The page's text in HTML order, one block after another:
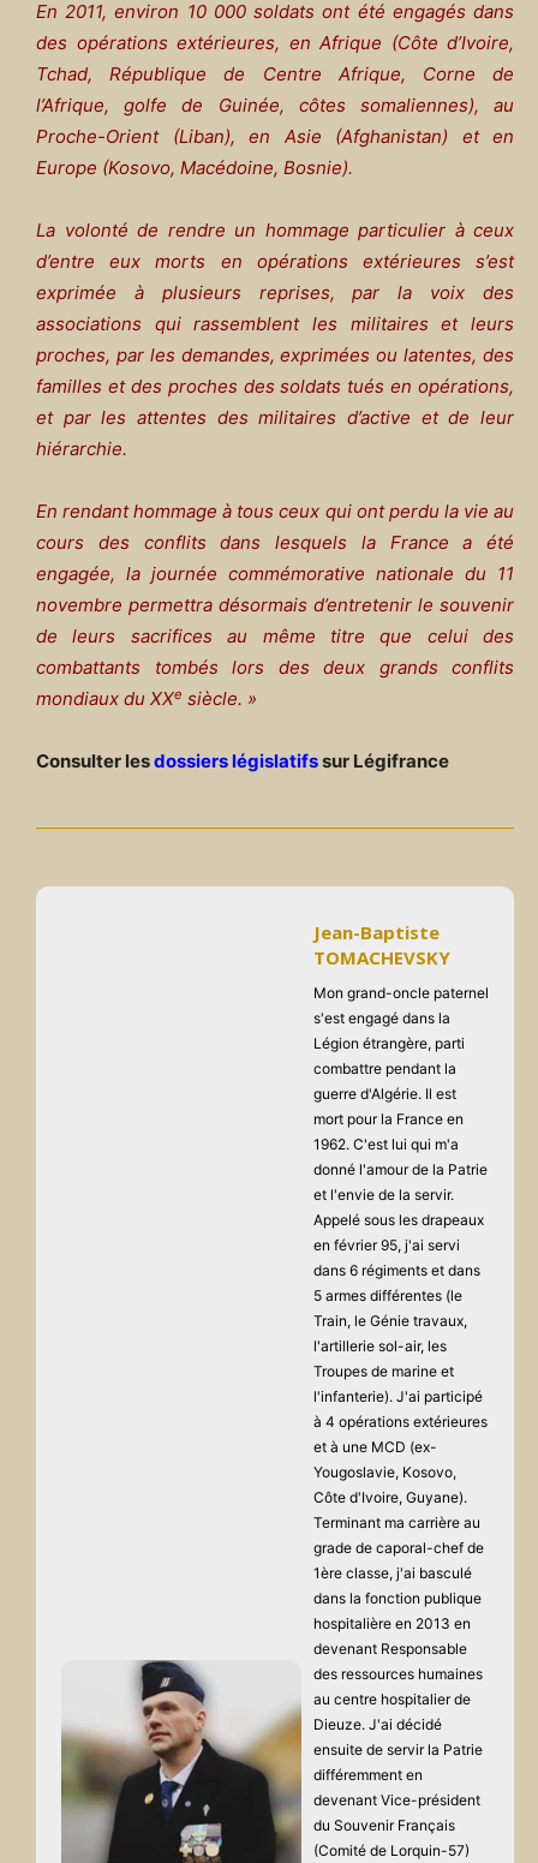
En 2011, environ 10 000 soldats ont été engagés dans
des opérations extérieures, en Afrique (Côte d’Ivoire,
Tchad, République de Centre Afrique, Corne de
l’Afrique, golfe de Guinée, côtes somaliennes), au
Proche-Orient (Liban), en Asie (Afghanistan) et en
Europe (Kosovo, Macédoine, Bosnie).
La volonté de rendre un hommage particulier à ceux
d’entre eux morts en opérations extérieures s’est
exprimée à plusieurs reprises, par la voix des
associations qui rassemblent les militaires et leurs
proches, par les demandes, exprimées ou latentes, des
familles et des proches des soldats tués en opérations,
et par les attentes des militaires d’active et de leur
hiérarchie.
En rendant hommage à tous ceux qui ont perdu la vie au
cours des conflits dans lesquels la France a été
engagée, la journée commémorative nationale du 11
novembre permettra désormais d’entretenir le souvenir
de leurs sacrifices au même titre que celui des
combattants tombés lors des deux grands conflits
mondiaux du XXe siècle. »
Consulter lesdossiers législatifssur Légifrance
Jean-Baptiste
TOMACHEVSKY
Mon grand-oncle paternel
s'est engagé dans la
Légion étrangère, parti
combattre pendant la
guerre d'Algérie. Il est
mort pour la France en
1962. C'est lui qui m'a
donné l'amour de la Patrie
et l'envie de la servir.
Appelé sous les drapeaux
en février 95, j'ai servi
dans 6 régiments et dans
5 armes différentes (le
Train, le Génie travaux,
l'artillerie sol-air, les
Troupes de marine et
l'infanterie). J'ai participé
à 4 opérations extérieures
et à une MCD (ex-
Yougoslavie, Kosovo,
Côte d'Ivoire, Guyane).
Terminant ma carrière au
grade de caporal-chef de
1ère classe, j'ai basculé
dans la fonction publique
hospitalière en 2013 en
devenant Responsable
des ressources humaines
au centre hospitalier de
Dieuze. J'ai décidé
ensuite de servir la Patrie
différemment en
devenant Vice-président
du Souvenir Français
(Comité de Lorquin-57)